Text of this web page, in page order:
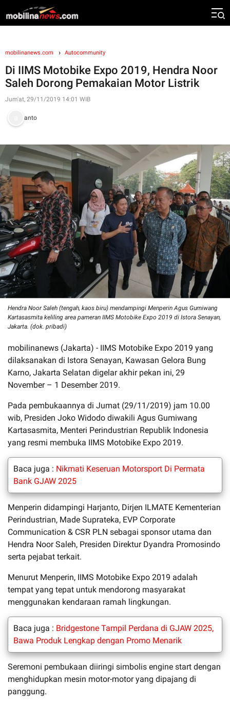
mobilinanews.com Autocommunity
Di IIMS Motobike Expo 2019, Hendra Noor
Saleh Dorong Pemakaian Motor Listrik
Jum'at, 29/11/2019 14:01 WIB
anto
Hendra Noor Saleh (tengah, kaos biru) mendampingi Menperin Agus Gumiwang
Kartasasmita keliling area pameran IIMS Motobike Expo 2019 di Istora Senayan,
Jakarta. (dok. pribadi)
mobilinanews (Jakarta) - IIMS Motobike Expo 2019 yang
dilaksanakan di Istora Senayan, Kawasan Gelora Bung
Karno, Jakarta Selatan digelar akhir pekan ini, 29
November – 1 Desember 2019.
Pada pembukaannya di Jumat (29/11/2019) jam 10.00
wib, Presiden Joko Widodo diwakili Agus Gumiwang
Kartasasmita, Menteri Perindustrian Republik Indonesia
yang resmi membuka IIMS Motobike Expo 2019.
Baca juga : Nikmati Keseruan Motorsport Di Permata
Bank GJAW 2025
Menperin didampingi Harjanto, Dirjen ILMATE Kementerian
Perindustrian, Made Suprateka, EVP Corporate
Communication & CSR PLN sebagai sponsor utama dan
Hendra Noor Saleh, Presiden Direktur Dyandra Promosindo
serta pejabat terkait.
Menurut Menperin, IIMS Motobike Expo 2019 adalah
tempat yang tepat untuk mendorong masyarakat
menggunakan kendaraan ramah lingkungan.
Baca juga : Bridgestone Tampil Perdana di GJAW 2025,
Bawa Produk Lengkap dengan Promo Menarik
Seremoni pembukaan diiringi simbolis engine start dengan
menghidupkan mesin motor-motor yang dipajang di
panggung.